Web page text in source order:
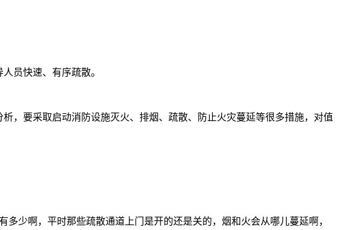
员快速、有序疏散。
，要采取启动消防设施灭火、排烟、疏散、防止火灾蔓延等很多措施，对值
少啊，平时那些疏散通道上门是开的还是关的，烟和火会从哪儿蔓延啊，